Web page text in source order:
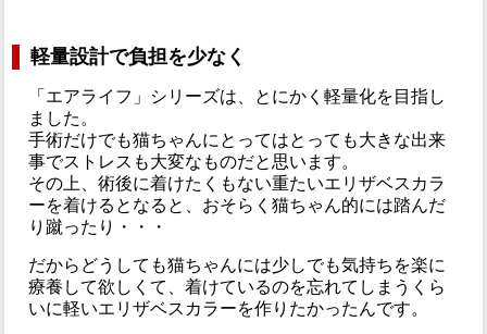
軽量設計で負担を少なく
「エアライフ」シリーズは、とにかく軽量化を目指し
ました。
手術だけでも猫ちゃんにとってはとっても大きな出来
事でストレスも大変なものだと思います。
その上、術後に着けたくもない重たいエリザベスカラ
ーを着けるとなると、おそらく猫ちゃん的には踏んだ
り蹴ったり・・・
だからどうしても猫ちゃんには少しでも気持ちを楽に
療養して欲しくて、着けているのを忘れてしまうくら
いに軽いエリザベスカラーを作りたかったんです。